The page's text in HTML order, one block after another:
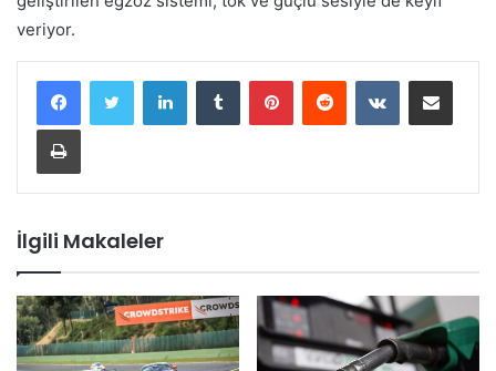
veriyor.
İlgili Makaleler